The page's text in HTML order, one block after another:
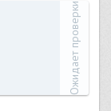
Ожидает проверки